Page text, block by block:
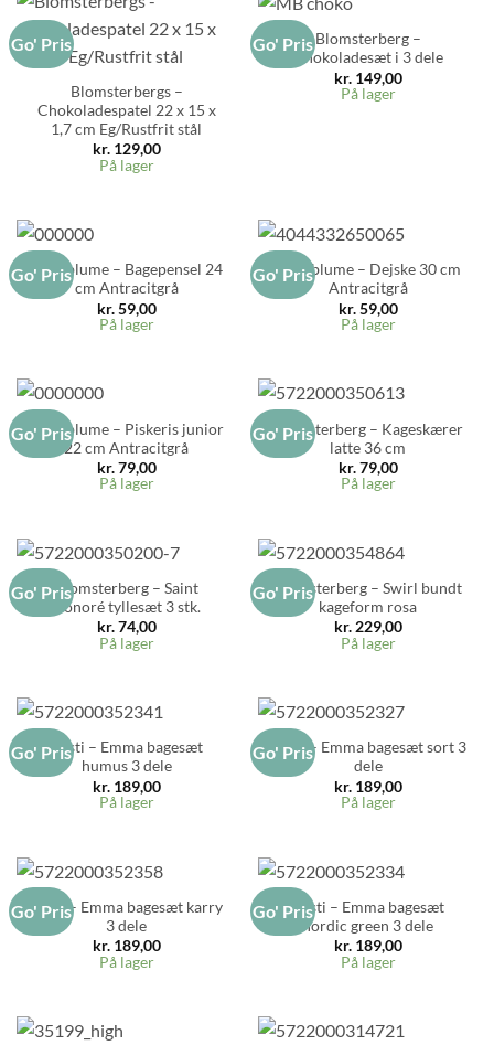
Go' Pris
Blomsterbergs –
Chokoladespatel 22 x 15 x
1,7 cm Eg/Rustfrit stål
kr.129,00
På lager
Go' PrisBlomsterberg –
Chokoladesæt i 3 dele
kr.149,00
På lager
Go' Pris
Kochblume – Bagepensel 24
cm Antracitgrå
kr.59,00
På lager
Go' Pris
Kochblume – Dejske 30 cm
Antracitgrå
kr.59,00
På lager
Go' Pris
Kochblume – Piskeris junior
22 cm Antracitgrå
kr.79,00
På lager
Go' Pris
Blomsterberg – Kageskærer
latte 36 cm
kr.79,00
På lager
Go' PrisBlomsterberg – Saint
Honoré tyllesæt 3 stk.
kr.74,00
På lager
Go' Pris
Blomsterberg – Swirl bundt
kageform rosa
kr.229,00
På lager
Go' PrisRosti – Emma bagesæt
humus 3 dele
kr.189,00
På lager
Go' Pris
Rosti – Emma bagesæt sort 3
dele
kr.189,00
På lager
Go' Pris
Rosti – Emma bagesæt karry
3 dele
kr.189,00
På lager
Go' PrisRosti – Emma bagesæt
nordic green 3 dele
kr.189,00
På lager